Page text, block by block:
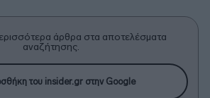
άρθρα στα αποτελέσματα
αναζήτησης.
του insider.gr στην Google